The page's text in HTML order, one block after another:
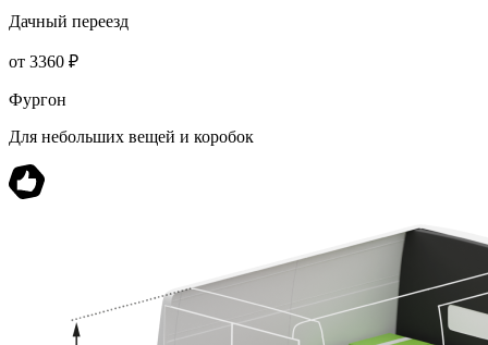
Дачный переезд
от 3360 ₽
Фургон
Для небольших вещей и коробок